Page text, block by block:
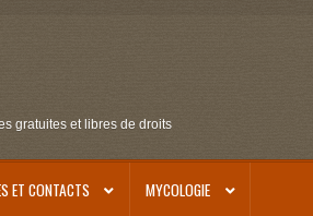
gratuites et libres de droits
ET CONTACTS MYCOLOGIE